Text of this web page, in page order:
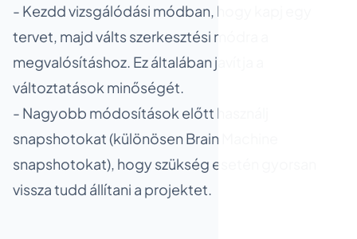
- Kezdd vizsgálódási módban, hogy kapj egy
tervet, majd válts szerkesztési módra a
megvalósításhoz. Ez általában javítja a
változtatások minőségét.
- Nagyobb módosítások előtt használj
snapshotokat (különösen Brain Machine
snapshotokat), hogy szükség esetén gyorsan
vissza tudd állítani a projektet.